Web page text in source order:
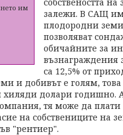
им
залежи. В САЩ
плодородни
позволяват
обичайните за
възнаграждения
са 12,5% от
и добивът е голям,
хиляди долари годишно.
тя може да
на собствениците на
"рентиер".